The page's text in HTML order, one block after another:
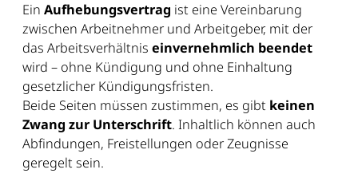
Ein Aufhebungsvertrag ist eine Vereinbarung
zwischen Arbeitnehmer und Arbeitgeber, mit der
das Arbeitsverhältnis einvernehmlich beendet
wird – ohne Kündigung und ohne Einhaltung
gesetzlicher Kündigungsfristen.
Beide Seiten müssen zustimmen, es gibt keinen
Zwang zur Unterschrift. Inhaltlich können auch
Abfindungen, Freistellungen oder Zeugnisse
geregelt sein.